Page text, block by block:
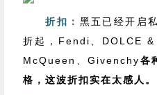
折扣： 黑五已经开启
折起，Fendi、DOLCE
McQueen、Givenchy各
格，这波折扣实在太感人。